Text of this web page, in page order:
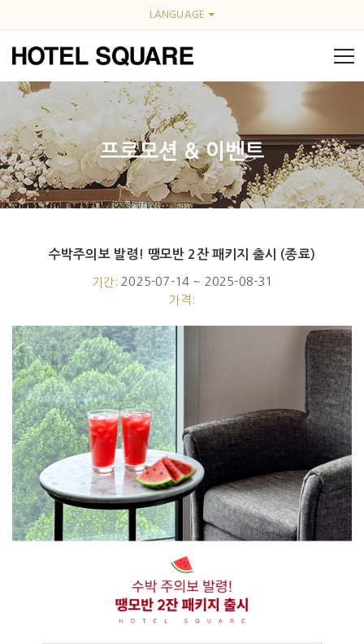
LANGUAGE
프로모션 & 이벤트
Event fullwidth
수박주의보 발령! 땡모반 2잔 패키지 출시 (종료)
기간: 2025-07-14 ~ 2025-08-31
가격: